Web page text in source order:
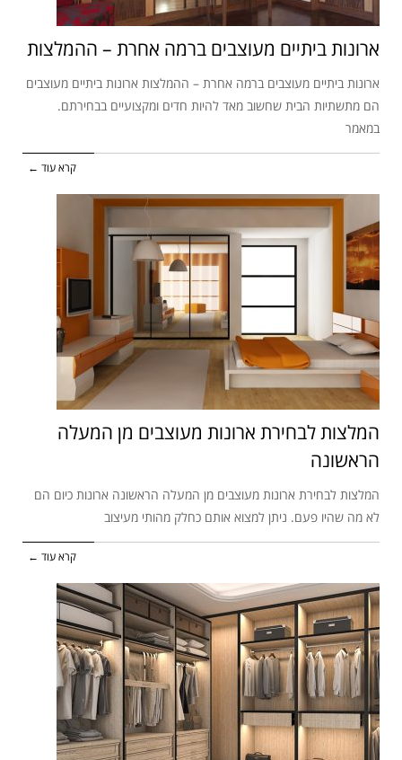
ארונות ביתיים מעוצבים ברמה אחרת – ההמלצות
ארונות ביתיים מעוצבים ברמה אחרת – ההמלצות ארונות ביתיים מעוצבים
הם מתשתיות הבית שחשוב מאד להיות חדים ומקצועיים בבחירתם.
במאמר
קרא עוד ←
המלצות לבחירת ארונות מעוצבים מן המעלה
הראשונה
המלצות לבחירת ארונות מעוצבים מן המעלה הראשונה ארונות כיום הם
לא מה שהיו פעם. ניתן למצוא אותם כחלק מהותי מעיצוב
קרא עוד ←